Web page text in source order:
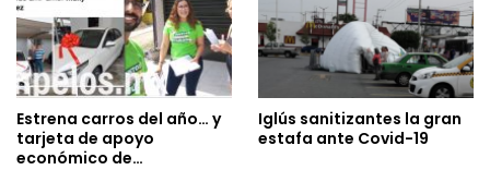
Estrena carros del año… y
tarjeta de apoyo
económico de…
Iglús sanitizantes la gran
estafa ante Covid-19